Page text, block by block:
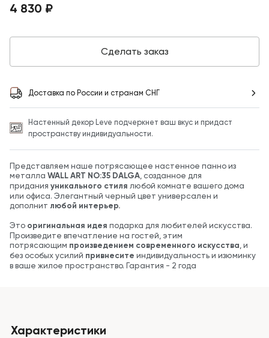
4 830 ₽
Сделать заказ
Доставка по России и странам СНГ
Настенный декор Leve подчеркнет ваш вкус и придаст
пространству индивидуальности.
Представляем наше потрясающее настенное панно из
металла WALL ART NO:35 DALGA , созданное для
придания уникального стиля любой комнате вашего дома
или офиса. Элегантный черный цвет универсален и
дополнит любой интерьер.
Это оригинальная идея подарка для любителей искусства.
Произведите впечатление на гостей, этим
потрясающим произведением современного искусства , и
без особых усилий привнесите индивидуальность и изюминку
в ваше жилое пространство. Гарантия - 2 года
Характеристики